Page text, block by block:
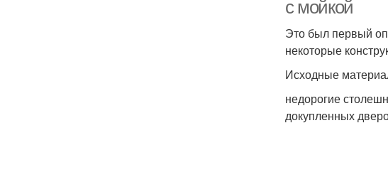
с мойкой
Это был первый
некоторые
Исходные
недорогие
докупленных